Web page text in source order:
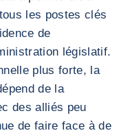
les postes clés
de
législatif.
plus forte, la
de la
des alliés peu
de faire face à de